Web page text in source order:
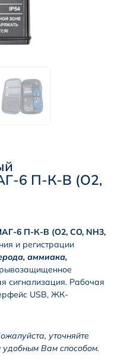
6 П-К-В (О2,
6 П-К-В (О2, CO, NH3,
и регистрации
аммиака,
сигнализация. Рабочая
USB, ЖК-
уточняйте
Вам способом.